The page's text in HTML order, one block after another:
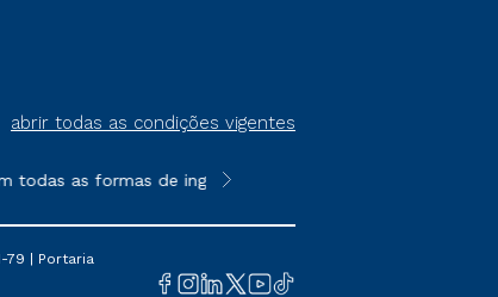
abrir todas as condições vigentes
as formas de ingresso, exceto na prova on-line ou
**Semipresencial é um formato do
79 | Portaria